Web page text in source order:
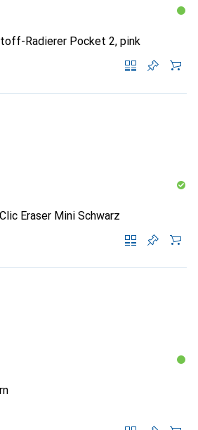
Radierer Pocket 2, pink
Eraser Mini Schwarz